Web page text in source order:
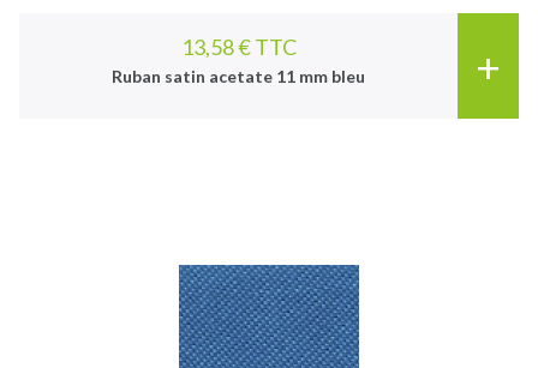
13,58 € TTC
Ruban satin acetate 11 mm bleu +